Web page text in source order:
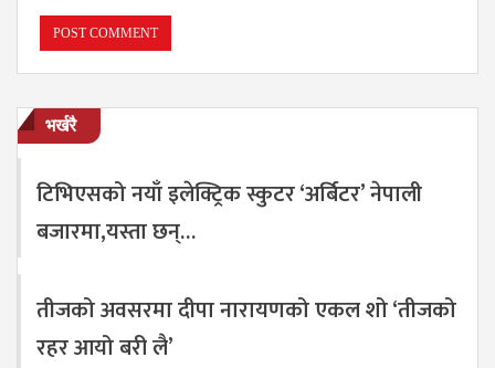
भर्खरै
टिभिएसको नयाँ इलेक्ट्रिक स्कुटर ‘अर्बिटर’ नेपाली
बजारमा,यस्ता छन्…
तीजको अवसरमा दीपा नारायणको एकल शो ‘तीजको
रहर आयो बरी लै’